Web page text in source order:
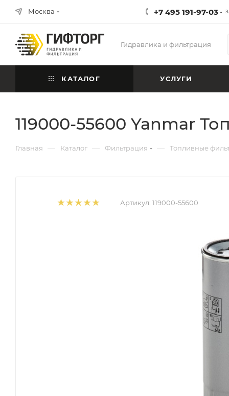
Москва +7 495 191-97-03
Гидравлика и фильтрация
КАТАЛОГ УСЛУГИ
119000-55600 Yanmar
Главная — Каталог — Фильтрация — Топливные
Артикул: 119000-55600